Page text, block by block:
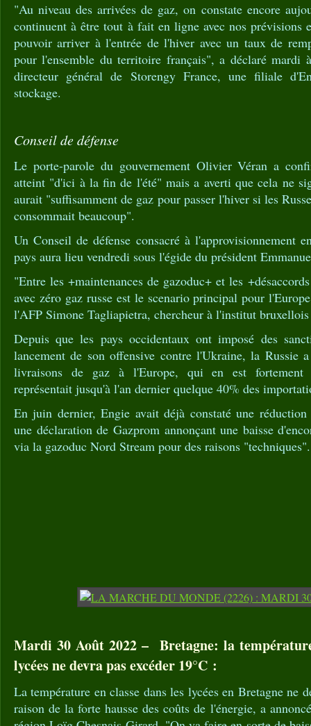
"Au niveau des arrivées de gaz, on constate encore
continuent à être tout à fait en ligne avec nos prévisions
pouvoir arriver à l'entrée de l'hiver avec un taux de
pour l'ensemble du territoire français", a déclaré mardi
directeur général de Storengy France, une filiale
stockage.
Conseil de défense
Le porte-parole du gouvernement Olivier Véran a
atteint "d'ici à la fin de l'été" mais a averti que cela ne
aurait "suffisamment de gaz pour passer l'hiver si les
consommait beaucoup".
Un Conseil de défense consacré à l'approvisionnement
pays aura lieu vendredi sous l'égide du président
"Entre les +maintenances de gazoduc+ et les
avec zéro gaz russe est le scenario principal pour
l'AFP Simone Tagliapietra, chercheur à l'institut
Depuis que les pays occidentaux ont imposé des
lancement de son offensive contre l'Ukraine, la Russie
livraisons de gaz à l'Europe, qui en est fortement
représentait jusqu'à l'an dernier quelque 40% des
En juin dernier, Engie avait déjà constaté une
une déclaration de Gazprom annonçant une baisse
via la gazoduc Nord Stream pour des raisons "techniques".
Mardi 30 Août 2022 – Bretagne: la
lycées ne devra pas excéder 19°C :
La température en classe dans les lycées en Bretagne ne
raison de la forte hausse des coûts de l'énergie, a